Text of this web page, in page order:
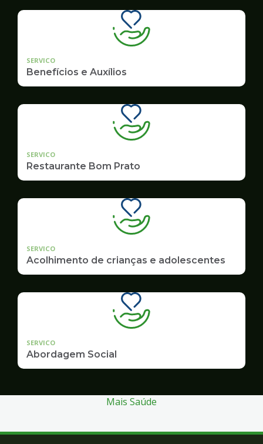
SERVICO
Benefícios e Auxílios
SERVICO
Restaurante Bom Prato
SERVICO
Acolhimento de crianças e adolescentes
SERVICO
Abordagem Social
Mais Saúde